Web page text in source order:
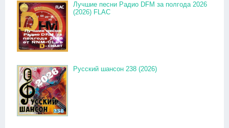
Лучшие песни Радио DFM за полгода 2026
(2026) FLAC
Русский шансон 238 (2026)